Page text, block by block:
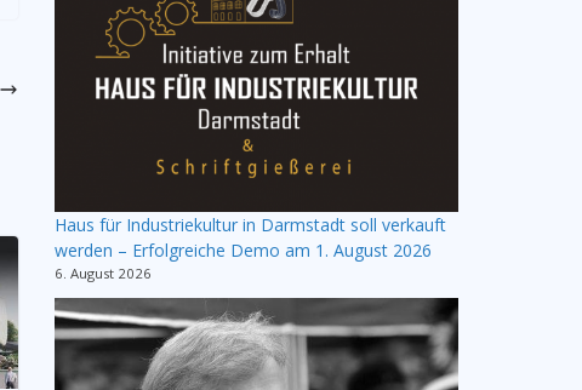
Haus für Industriekultur in Darmstadt soll verkauft
werden – Erfolgreiche Demo am 1. August 2026
6. August 2026